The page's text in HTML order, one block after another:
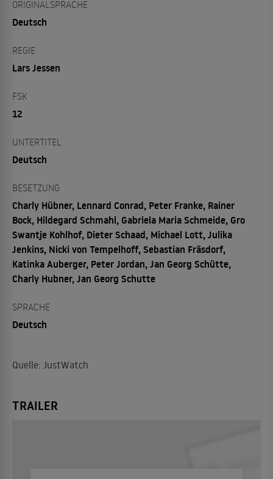
ORIGINALSPRACHE
Deutsch
REGIE
Lars Jessen
FSK
12
UNTERTITEL
Deutsch
BESETZUNG
Charly Hübner, Lennard Conrad, Peter Franke, Rainer
Bock, Hildegard Schmahl, Gabriela Maria Schmeide, Gro
Swantje Kohlhof, Dieter Schaad, Michael Lott, Julika
Jenkins, Nicki von Tempelhoff, Sebastian Fräsdorf,
Katinka Auberger, Peter Jordan, Jan Georg Schütte,
Charly Hubner, Jan Georg Schutte
SPRACHE
Deutsch
Quelle: JustWatch
TRAILER